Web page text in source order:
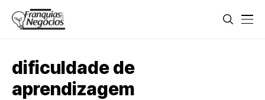
dificuldade de
aprendizagem